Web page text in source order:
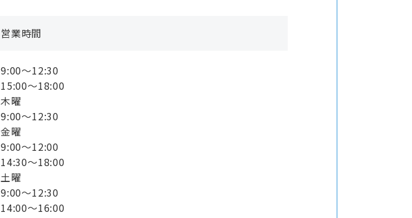
営業時間
9:00〜12:30
15:00〜18:00
木曜
9:00〜12:30
金曜
9:00〜12:00
14:30〜18:00
土曜
9:00〜12:30
14:00〜16:00